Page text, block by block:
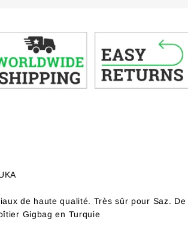
de haute qualité. Très sûr pour Saz.
Gigbag en Turquie